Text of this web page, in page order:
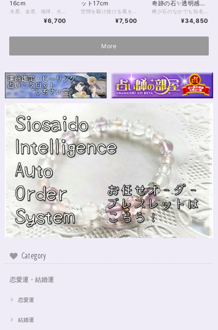
16cm
¥6,700
ット17cm
¥7,500
奇跡の石✨透明感抜
群4Aclassスコロラ
¥34,850
More
Category
恋愛運・結婚運
恋愛運
結婚運